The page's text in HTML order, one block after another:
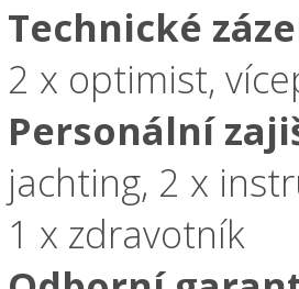
Technické
2 x optimist,
Personální
jachting, 2 x
1 x zdravotník